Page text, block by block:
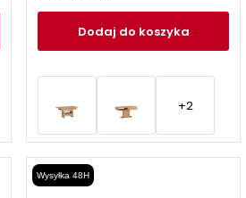
Dodaj do koszyka
+2
Wysyłka 48H